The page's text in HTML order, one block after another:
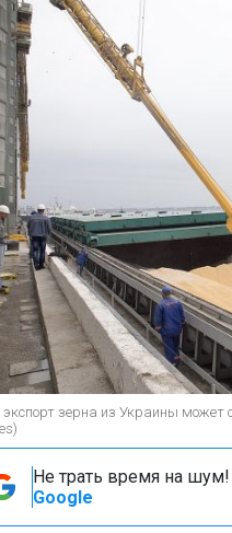
экспорт зерна из Украины может
Не трать время на шум!
Google